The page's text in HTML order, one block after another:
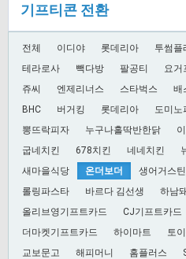
XO카지노 계약 종료 안
로얄판 포인트 정책
로얄판 검증팀은 ” 메
기프티콘 전환
전체 이디야 롯데리아 투썸플
테라로사
빽다방 팔공티 요거
쥬씨
엔제리너스 스타벅스 배
BHC
버거킹 롯데리아 도미노
뽕뜨락피자
누구나홀딱반한닭
굽네치킨
678치킨 네네치킨
새마을식당
온더보더 생어거스틴
롤링파스타
바르다 김선생 하남
올리브영기프트카드
CJ기프트카드
더마켓기프트카드
하이마트 토
교보문고
해피머니 홈플러스